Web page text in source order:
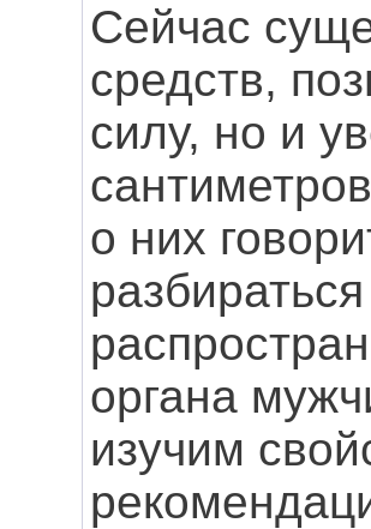
Сейчас
средств,
силу, но и
о них
органа
изучим